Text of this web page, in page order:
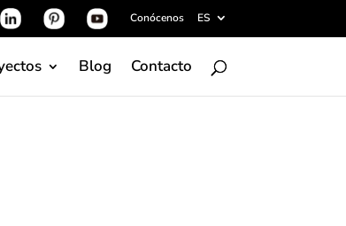
Conócenos ES
Blog Contacto